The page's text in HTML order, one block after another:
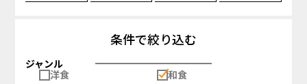
条件で絞り込む
ジャンル
洋食
和食